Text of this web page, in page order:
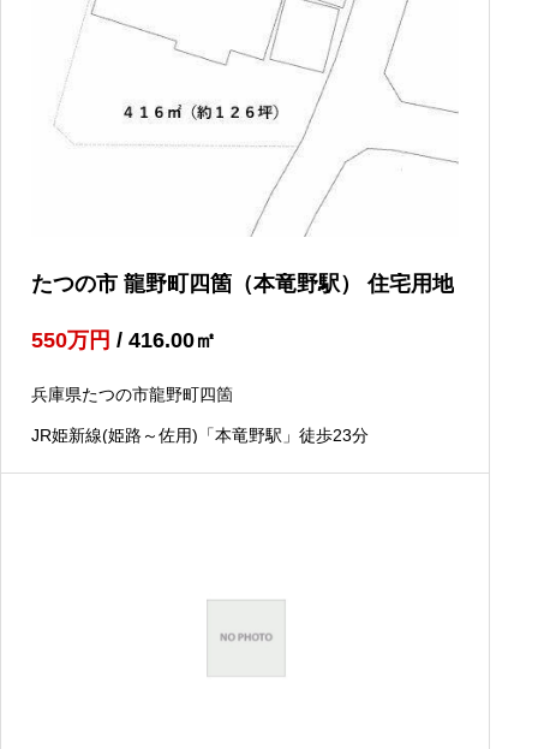
たつの市 龍野町四箇（本竜野駅） 住宅用地
550万円 / 416.00㎡
兵庫県たつの市龍野町四箇
JR姫新線(姫路～佐用)「本竜野駅」徒歩23分